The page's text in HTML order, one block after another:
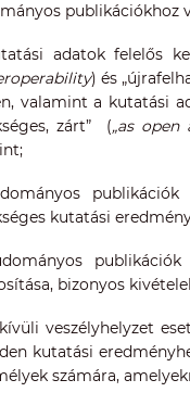
publikációkhoz
adatok felelős
) és
valamint a kutatási
zárt” („as open
publikációk
kutatási
publikációk
bizonyos
veszélyhelyzet
kutatási
számára,